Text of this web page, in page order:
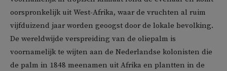
oorspronkelijk uit West-Afrika, waar de vruchten al ruim
vijfduizend jaar worden geoogst door de lokale bevolking.
De wereldwijde verspreiding van de oliepalm is
voornamelijk te wijten aan de Nederlandse kolonisten die
de palm in 1848 meenamen uit Afrika en plantten in de